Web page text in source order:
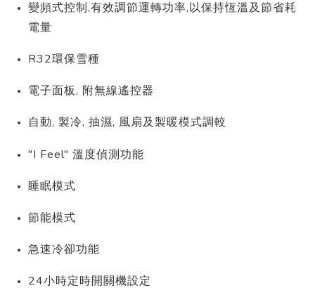
變頻式控制 ,有效調節運轉功率,以保持恆溫及節省耗
電量
R32環保雪種
電子面板, 附無線遙控器
自動, 製冷, 抽濕, 風扇及製暖模式調較
"I Feel" 溫度偵測功能
睡眠模式
節能模式
急速冷卻功能
24小時定時開關機設定